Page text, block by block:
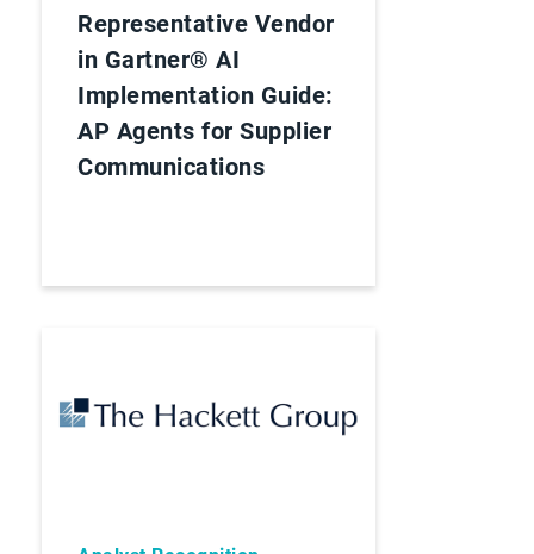
Representative Vendor
in Gartner® AI
Implementation Guide:
AP Agents for Supplier
Communications